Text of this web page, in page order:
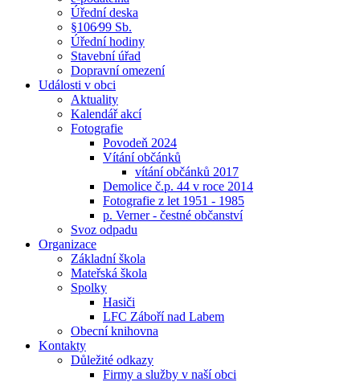
Úřední deska
§106⁄99 Sb.
Úřední hodiny
Stavební úřad
Dopravní omezení
Události v obci
Aktuality
Kalendář akcí
Fotografie
Povodeň 2024
Vítání občánků
vítání občánků 2017
Demolice č.p. 44 v roce 2014
Fotografie z let 1951 - 1985
p. Verner - čestné občanství
Svoz odpadu
Organizace
Základní škola
Mateřská škola
Spolky
Hasiči
LFC Záboří nad Labem
Obecní knihovna
Kontakty
Důležité odkazy
Firmy a služby v naší obci